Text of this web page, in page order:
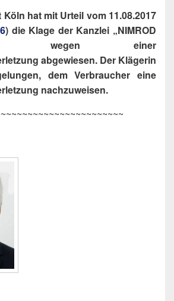
hat mit Urteil vom 11.08.2017
) die Klage der Kanzlei „NIMROD
wegen einer
abgewiesen. Der Klägerin
dem Verbraucher eine
nachzuweisen.